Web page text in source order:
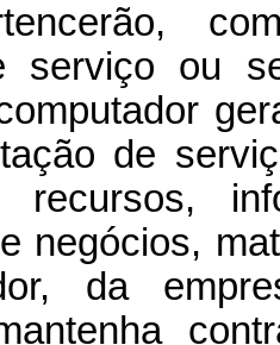
serviço ou
de
negócios,
da